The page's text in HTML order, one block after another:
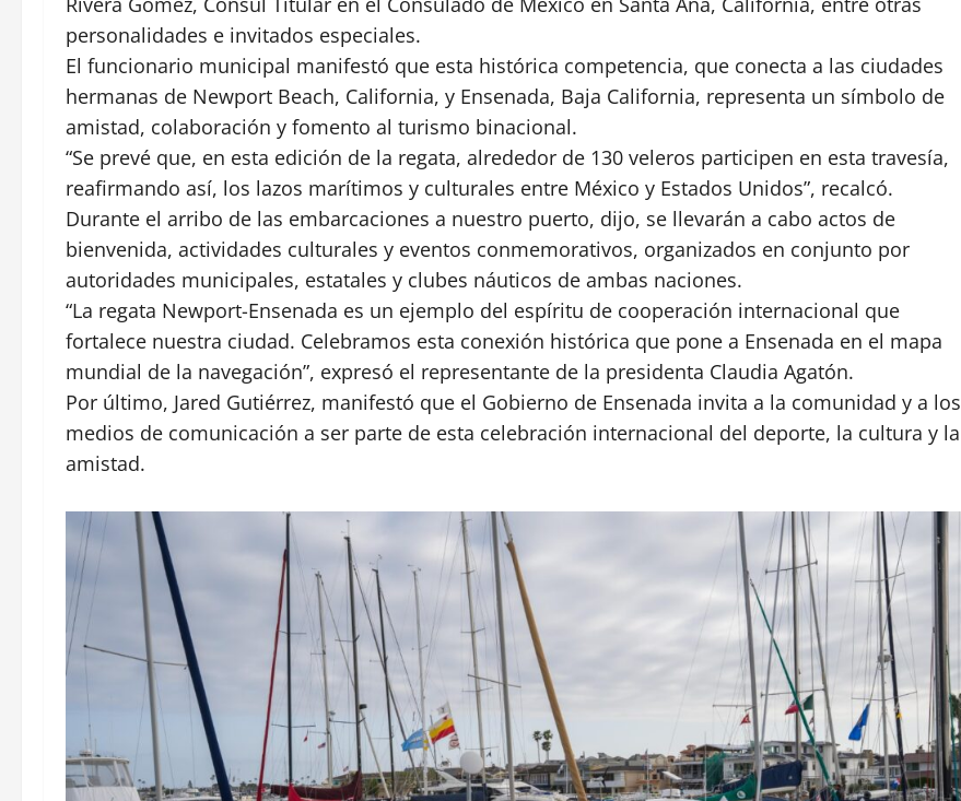
personalidades e invitados especiales.
El funcionario municipal manifestó que esta histórica competencia, que conecta a las ciudades
hermanas de Newport Beach, California, y Ensenada, Baja California, representa un símbolo de
amistad, colaboración y fomento al turismo binacional.
“Se prevé que, en esta edición de la regata, alrededor de 130 veleros participen en esta travesía,
reafirmando así, los lazos marítimos y culturales entre México y Estados Unidos”, recalcó.
Durante el arribo de las embarcaciones a nuestro puerto, dijo, se llevarán a cabo actos de
bienvenida, actividades culturales y eventos conmemorativos, organizados en conjunto por
autoridades municipales, estatales y clubes náuticos de ambas naciones.
“La regata Newport-Ensenada es un ejemplo del espíritu de cooperación internacional que
fortalece nuestra ciudad. Celebramos esta conexión histórica que pone a Ensenada en el mapa
mundial de la navegación”, expresó el representante de la presidenta Claudia Agatón.
Por último, Jared Gutiérrez, manifestó que el Gobierno de Ensenada invita a la comunidad y a los
medios de comunicación a ser parte de esta celebración internacional del deporte, la cultura y la
amistad.